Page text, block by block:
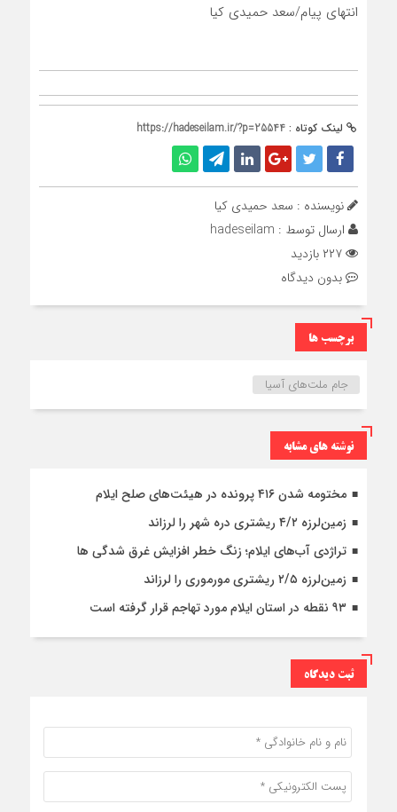
انتهای پیام/سعد حمیدی کیا
لینک کوتاه : https://hadeseilam.ir/?p=25544
نویسنده : سعد حمیدی کیا
ارسال توسط : hadeseilam
بدون دیدگاه
برچسب ها
جام ملت‌های آسیا
نوشته های مشابه
مختومه شدن ۴۱۶ پرونده در هیئت‌های صلح ایلام
زمین‌لرزه ۴/۲ ریشتری دره شهر را لرزاند
تراژدی آب‌های ایلام؛ زنگ خطر افزایش غرق شدگی ها
زمین‌لرزه ۲/۵ ریشتری مورموری را لرزاند
۹۳ نقطه در استان ایلام مورد تهاجم قرار گرفته است
ثبت دیدگاه